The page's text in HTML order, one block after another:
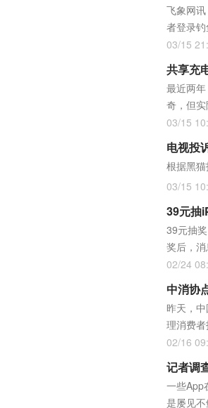
飞象网
者登录
03/15
共享充
最近两
奇，但
03/15
电视投
根据黑
03/15
39元抽
39元抽
奖后，
02/24
中消协
昨天，
理消费
02/16
记者调
一些App
是屡见不